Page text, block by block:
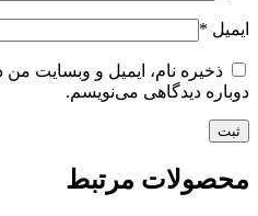
ایمیل *
ذخیره نام، ایمیل و وبسایت
دوباره دیدگاهی می‌نویسم.
محصولات مرتبط